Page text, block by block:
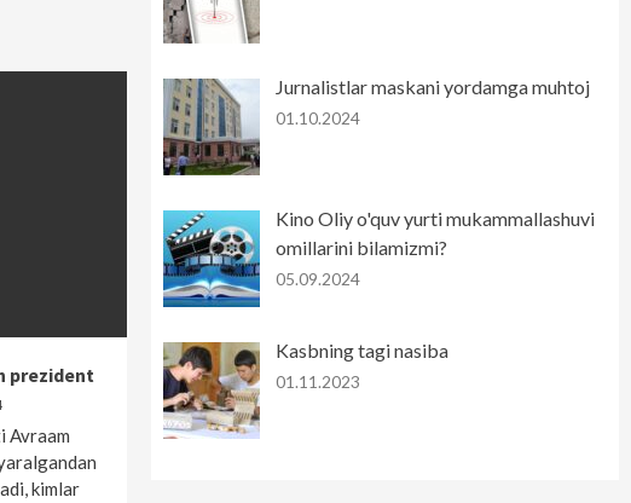
prezident
Avraam
kimlar
Jurnalistlar maskani yordamga muhtoj
01.10.2024
Kino Oliy o'quv yurti mukammallashuvi
omillarini bilamizmi?
05.09.2024
Kasbning tagi nasiba
01.11.2023